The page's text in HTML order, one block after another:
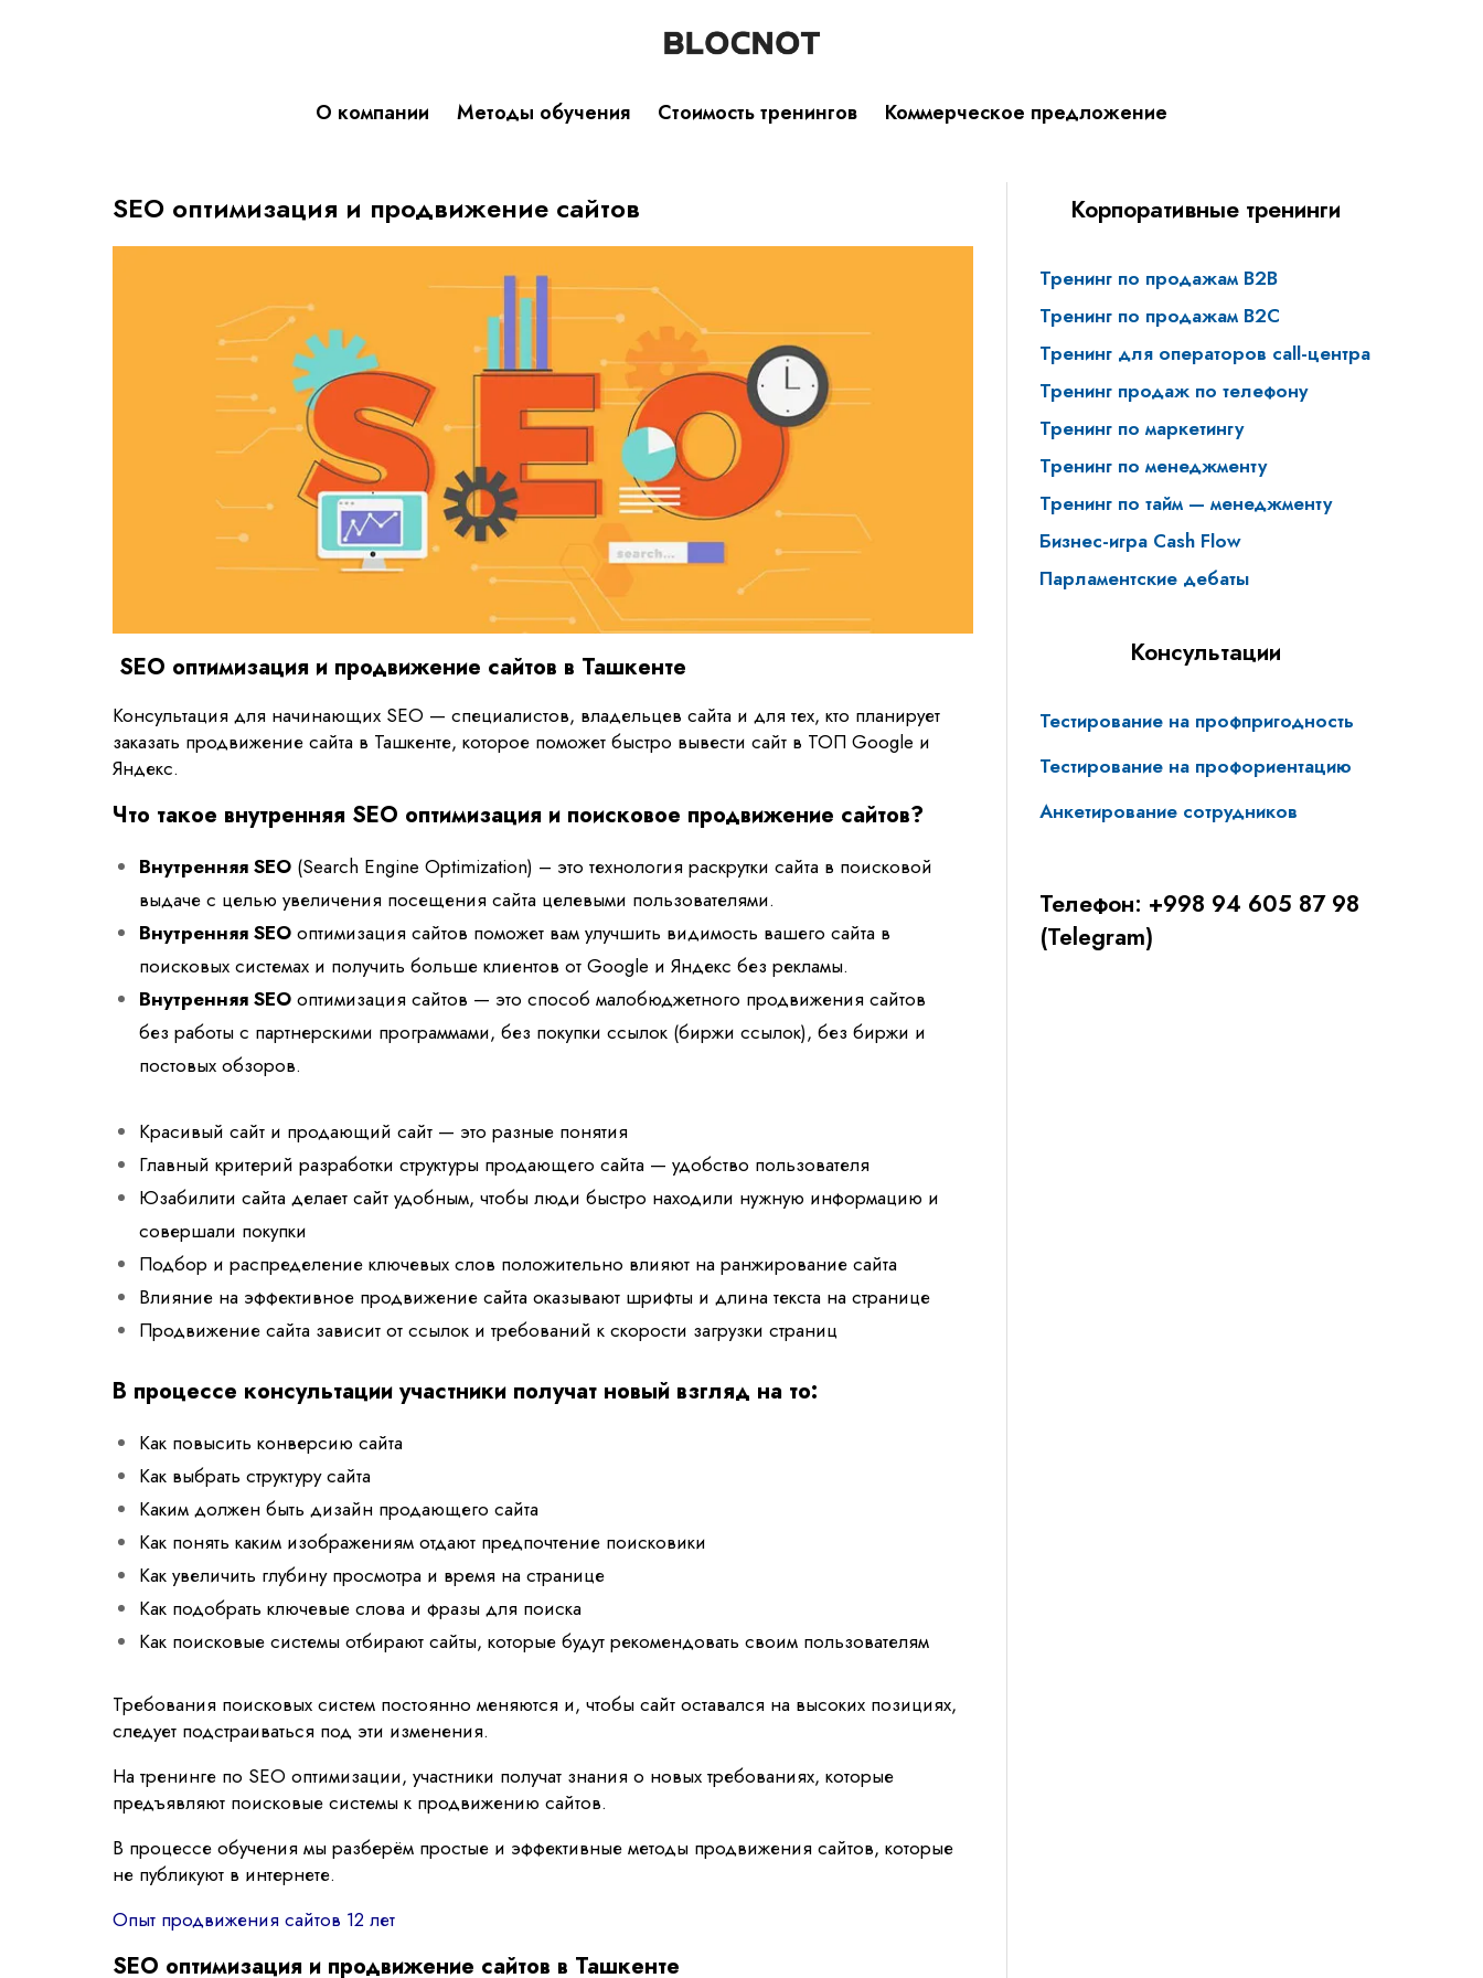
О компании Методы обучения Стоимость тренингов Коммерческое предложение
SEO оптимизация и продвижение сайтов
SEO оптимизация и продвижение сайтов в Ташкенте
Консультация для начинающих SEO — специалистов, владельцев сайта и для тех, кто планирует
заказать продвижение сайта в Ташкенте, которое поможет быстро вывести сайт в ТОП Google и
Яндекс.
Что такое внутренняя SEO оптимизация и поисковое продвижение сайтов?
Внутренняя SEO (Search Engine Optimization) – это технология раскрутки сайта в поисковой
выдаче с целью увеличения посещения сайта целевыми пользователями.
Внутренняя SEO оптимизация сайтов поможет вам улучшить видимость вашего сайта в
поисковых системах и получить больше клиентов от Google и Яндекс без рекламы.
Внутренняя SEO оптимизация сайтов — это способ малобюджетного продвижения сайтов
без работы с партнерскими программами, без покупки ссылок (биржи ссылок), без биржи и
постовых обзоров.
Красивый сайт и продающий сайт — это разные понятия
Главный критерий разработки структуры продающего сайта — удобство пользователя
Юзабилити сайта делает сайт удобным, чтобы люди быстро находили нужную информацию и
совершали покупки
Подбор и распределение ключевых слов положительно влияют на ранжирование сайта
Влияние на эффективное продвижение сайта оказывают шрифты и длина текста на странице
Продвижение сайта зависит от ссылок и требований к скорости загрузки страниц
В процессе консультации участники получат новый взгляд на то:
Как повысить конверсию сайта
Как выбрать структуру сайта
Каким должен быть дизайн продающего сайта
Как понять каким изображениям отдают предпочтение поисковики
Как увеличить глубину просмотра и время на странице
Как подобрать ключевые слова и фразы для поиска
Как поисковые системы отбирают сайты, которые будут рекомендовать своим пользователям
Требования поисковых систем постоянно меняются и, чтобы сайт оставался на высоких позициях,
следует подстраиваться под эти изменения.
На тренинге по SEO оптимизации, участники получат знания о новых требованиях, которые
предъявляют поисковые системы к продвижению сайтов.
В процессе обучения мы разберём простые и эффективные методы продвижения сайтов, которые
не публикуют в интернете.
Опыт продвижения сайтов 12 лет
SEO оптимизация и продвижение сайтов в Ташкенте
Корпоративные тренинги
Тренинг по продажам B2B
Тренинг по продажам В2С
Тренинг для операторов call-центра
Тренинг продаж по телефону
Тренинг по маркетингу
Тренинг по менеджменту
Тренинг по тайм — менеджменту
Бизнес-игра Cash Flow
Парламентские дебаты
Консультации
Тестирование на профпригодность
Тестирование на профориентацию
Анкетирование сотрудников
Телефон: +998 94 605 87 98
(Telegram)